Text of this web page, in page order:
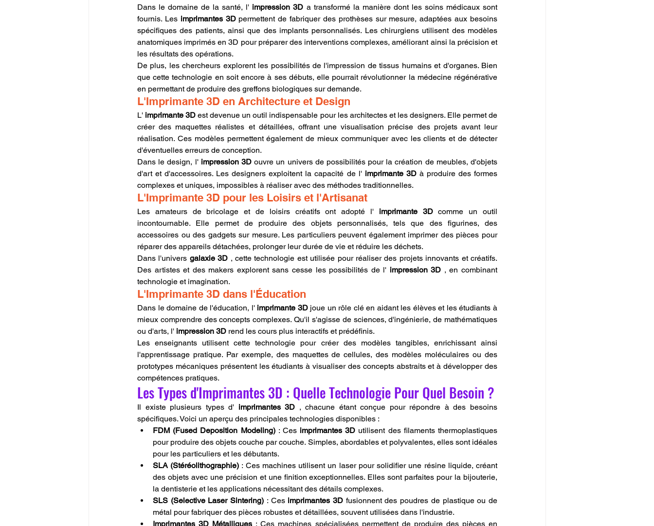
Dans le domaine de la santé, l' impression 3D a transformé la manière dont les soins médicaux sont
fournis. Les imprimantes 3D permettent de fabriquer des prothèses sur mesure, adaptées aux besoins
spécifiques des patients, ainsi que des implants personnalisés. Les chirurgiens utilisent des modèles
anatomiques imprimés en 3D pour préparer des interventions complexes, améliorant ainsi la précision et
les résultats des opérations.
De plus, les chercheurs explorent les possibilités de l'impression de tissus humains et d'organes. Bien
que cette technologie en soit encore à ses débuts, elle pourrait révolutionner la médecine régénérative
en permettant de produire des greffons biologiques sur demande.
L'Imprimante 3D en Architecture et Design
L' imprimante 3D est devenue un outil indispensable pour les architectes et les designers. Elle permet de
créer des maquettes réalistes et détaillées, offrant une visualisation précise des projets avant leur
réalisation. Ces modèles permettent également de mieux communiquer avec les clients et de détecter
d'éventuelles erreurs de conception.
Dans le design, l' impression 3D ouvre un univers de possibilités pour la création de meubles, d'objets
d'art et d'accessoires. Les designers exploitent la capacité de l' imprimante 3D à produire des formes
complexes et uniques, impossibles à réaliser avec des méthodes traditionnelles.
L'Imprimante 3D pour les Loisirs et l'Artisanat
Les amateurs de bricolage et de loisirs créatifs ont adopté l' imprimante 3D comme un outil
incontournable. Elle permet de produire des objets personnalisés, tels que des figurines, des
accessoires ou des gadgets sur mesure. Les particuliers peuvent également imprimer des pièces pour
réparer des appareils détachées, prolonger leur durée de vie et réduire les déchets.
Dans l'univers galaxie 3D , cette technologie est utilisée pour réaliser des projets innovants et créatifs.
Des artistes et des makers explorent sans cesse les possibilités de l' impression 3D , en combinant
technologie et imagination.
L'Imprimante 3D dans l'Éducation
Dans le domaine de l'éducation, l' imprimante 3D joue un rôle clé en aidant les élèves et les étudiants à
mieux comprendre des concepts complexes. Qu'il s'agisse de sciences, d'ingénierie, de mathématiques
ou d'arts, l' impression 3D rend les cours plus interactifs et prédéfinis.
Les enseignants utilisent cette technologie pour créer des modèles tangibles, enrichissant ainsi
l'apprentissage pratique. Par exemple, des maquettes de cellules, des modèles moléculaires ou des
prototypes mécaniques présentent les étudiants à visualiser des concepts abstraits et à développer des
compétences pratiques.
Les Types d'Imprimantes 3D : Quelle Technologie Pour Quel Besoin ?
Il existe plusieurs types d' imprimantes 3D , chacune étant conçue pour répondre à des besoins
spécifiques. Voici un aperçu des principales technologies disponibles :
FDM (Fused Deposition Modeling) : Ces imprimantes 3D utilisent des filaments thermoplastiques
pour produire des objets couche par couche. Simples, abordables et polyvalentes, elles sont idéales
pour les particuliers et les débutants.
SLA (Stéréolithographie) : Ces machines utilisent un laser pour solidifier une résine liquide, créant
des objets avec une précision et une finition exceptionnelles. Elles sont parfaites pour la bijouterie,
la dentisterie et les applications nécessitant des détails complexes.
SLS (Selective Laser Sintering) : Ces imprimantes 3D fusionnent des poudres de plastique ou de
métal pour fabriquer des pièces robustes et détaillées, souvent utilisées dans l'industrie.
Imprimantes 3D Métalliques : Ces machines spécialisées permettent de produire des pièces en